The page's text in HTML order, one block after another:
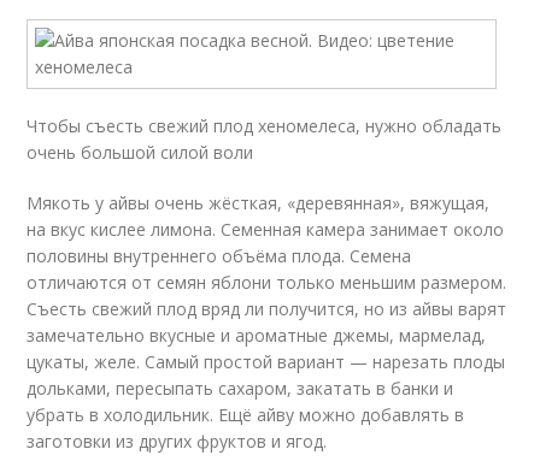
Чтобы съесть свежий плод хеномелеса, нужно обладать
очень большой силой воли
Мякоть у айвы очень жёсткая, «деревянная», вяжущая,
на вкус кислее лимона. Семенная камера занимает около
половины внутреннего объёма плода. Семена
отличаются от семян яблони только меньшим размером.
Съесть свежий плод вряд ли получится, но из айвы варят
замечательно вкусные и ароматные джемы, мармелад,
цукаты, желе. Самый простой вариант — нарезать плоды
дольками, пересыпать сахаром, закатать в банки и
убрать в холодильник. Ещё айву можно добавлять в
заготовки из других фруктов и ягод.